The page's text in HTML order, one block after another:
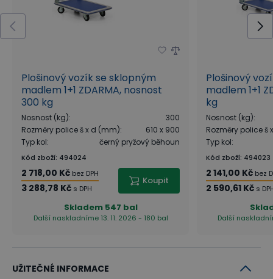
Plošinový vozík se sklopným
madlem 1+1 ZDARMA, nosnost
300 kg
Nosnost (kg):
300
Rozměry police š x d (mm):
610 x 900
Typ kol: černý pryžový běhoun
Kód zboží: 494024
2 718,00 Kč bez DPH
3 288,78 Kč s DPH
Koupit
Skladem 547 bal
Další naskladníme 13. 11. 2026 - 180 bal
Plošinový
madlem 1+1
kg
Nosnost (kg):
Rozměry police š
Typ kol:
Kód zboží: 494023
2 141,00 Kč bez
2 590,61 Kč s
Další
UŽITEČNÉ INFORMACE